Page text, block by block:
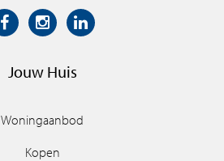
Jouw Huis
Woningaanbod
Kopen